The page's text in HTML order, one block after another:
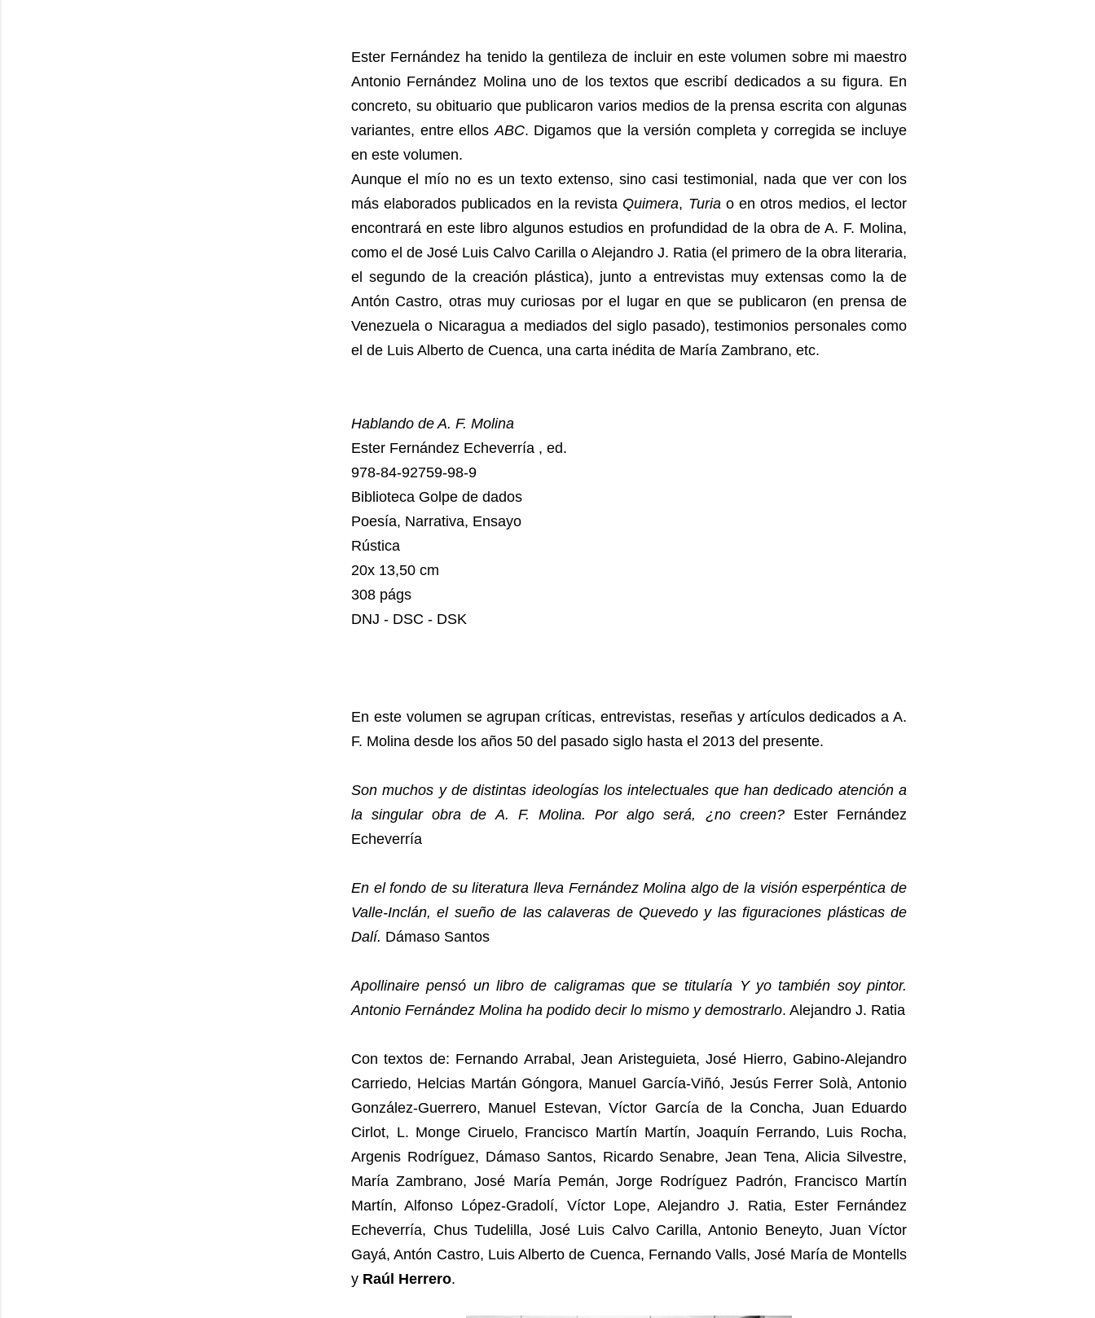
Ester Fernández ha tenido la gentileza de incluir en este volumen sobre mi maestro
Antonio Fernández Molina uno de los textos que escribí dedicados a su figura. En
concreto, su obituario que publicaron varios medios de la prensa escrita con algunas
variantes, entre ellos ABC. Digamos que la versión completa y corregida se incluye
en este volumen.
Aunque el mío no es un texto extenso, sino casi testimonial, nada que ver con los
más elaborados publicados en la revista Quimera, Turia o en otros medios, el lector
encontrará en este libro algunos estudios en profundidad de la obra de A. F. Molina,
como el de José Luis Calvo Carilla o Alejandro J. Ratia (el primero de la obra literaria,
el segundo de la creación plástica), junto a entrevistas muy extensas como la de
Antón Castro, otras muy curiosas por el lugar en que se publicaron (en prensa de
Venezuela o Nicaragua a mediados del siglo pasado), testimonios personales como
el de Luis Alberto de Cuenca, una carta inédita de María Zambrano, etc.
Hablando de A. F. Molina
Ester Fernández Echeverría , ed.
978-84-92759-98-9
Biblioteca Golpe de dados
Poesía, Narrativa, Ensayo
Rústica
20x 13,50 cm
308 págs
DNJ - DSC - DSK
En este volumen se agrupan críticas, entrevistas, reseñas y artículos dedicados a A.
F. Molina desde los años 50 del pasado siglo hasta el 2013 del presente.
Son muchos y de distintas ideologías los intelectuales que han dedicado atención a
la singular obra de A. F. Molina. Por algo será, ¿no creen?Ester Fernández
Echeverría
En el fondo de su literatura lleva Fernández Molina algo de la visión esperpéntica de
Valle-Inclán, el sueño de las calaveras de Quevedo y las figuraciones plásticas de
Dalí. Dámaso Santos
Apollinaire pensó un libro de caligramas que se titularía Y yo también soy pintor.
Antonio Fernández Molina ha podido decir lo mismo y demostrarlo. Alejandro J. Ratia
Con textos de: Fernando Arrabal, Jean Aristeguieta, José Hierro, Gabino-Alejandro
Carriedo, Helcias Martán Góngora, Manuel García-Viñó, Jesús Ferrer Solà, Antonio
González-Guerrero, Manuel Estevan, Víctor García de la Concha, Juan Eduardo
Cirlot, L. Monge Ciruelo, Francisco Martín Martín, Joaquín Ferrando, Luis Rocha,
Argenis Rodríguez, Dámaso Santos, Ricardo Senabre, Jean Tena, Alicia Silvestre,
María Zambrano, José María Pemán, Jorge Rodríguez Padrón, Francisco Martín
Martín, Alfonso López-Gradolí, Víctor Lope, Alejandro J. Ratia, Ester Fernández
Echeverría, Chus Tudelilla, José Luis Calvo Carilla, Antonio Beneyto, Juan Víctor
Gayá, Antón Castro, Luis Alberto de Cuenca, Fernando Valls, José María de Montells
y Raúl Herrero.